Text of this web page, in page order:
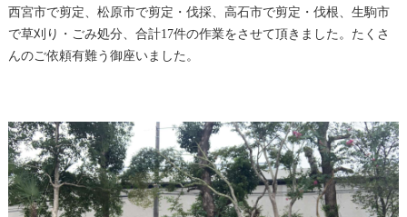
西宮市で剪定、松原市で剪定・伐採、高石市で剪定・伐根、生駒市
で草刈り・ごみ処分、合計17件の作業をさせて頂きました。たくさ
んのご依頼有難う御座いました。